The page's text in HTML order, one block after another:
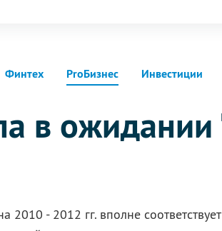
Финтех ProБизнес Инвестиции
в
- 2012 гг. вполне